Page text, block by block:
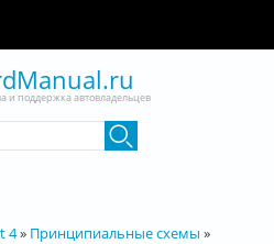
и поддержка автовладельцев
4» Принципиальные схемы »